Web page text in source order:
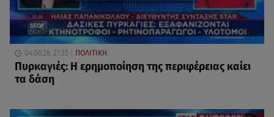
04.08.26, 21:35 ΠΟΛΙΤΙΚΗ
Πυρκαγιές: Η ερημοποίηση της περιφέρειας καίει
τα δάση